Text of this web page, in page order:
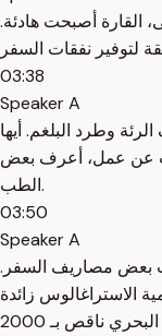
القارة أصبحت هادئة.
03:38
Speaker A
وطرد البلغم. أيها
عن عمل، أعرف بعض
الطب.
03:50
Speaker A
بعض مصاريف السفر.
زائدة